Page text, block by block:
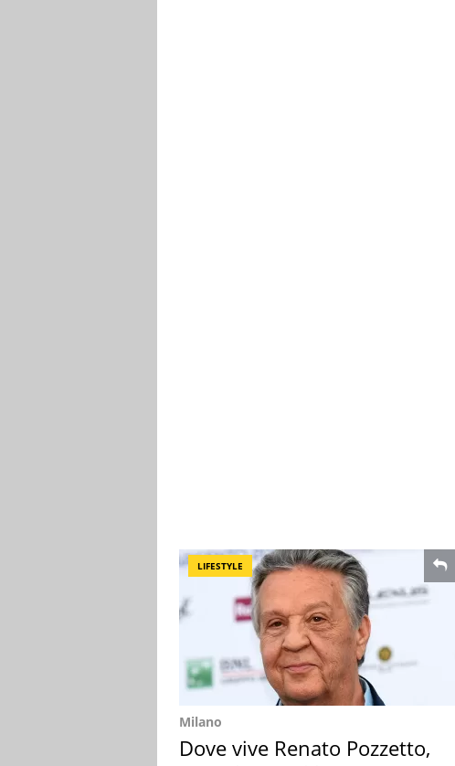
LIFESTYLE
Milano
Dove vive Renato Pozzetto,